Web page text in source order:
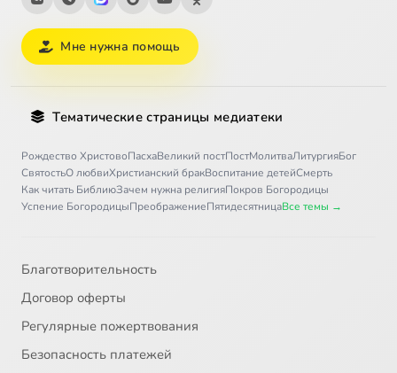
Мне нужна помощь
Тематические страницы медиатеки
Рождество ХристовоПасхаВеликий постПостМолитваЛитургияБог
СвятостьО любвиХристианский бракВоспитание детейСмерть
Как читать БиблиюЗачем нужна религияПокров Богородицы
Успение БогородицыПреображениеПятидесятницаВсе темы →
Благотворительность
Договор оферты
Регулярные пожертвования
Безопасность платежей